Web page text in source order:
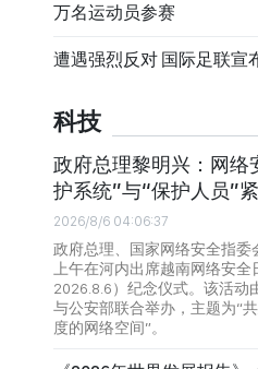
万名运动员参赛
遭遇强烈反对 国际足联宣
科技
政府总理黎明兴：网络
护系统”与“保护人员”
2026/8/6 04:06:37
政府总理、国家网络安全指委
上午在河内出席越南网络安
2026.8.6）纪念仪式。该活动
与公安部联合举办，主题为“
度的网络空间”。